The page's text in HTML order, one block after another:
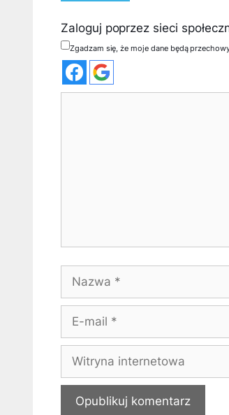
Zaloguj poprzez sieci
Zgadzam się, że moje dane będą
mail
internetowa